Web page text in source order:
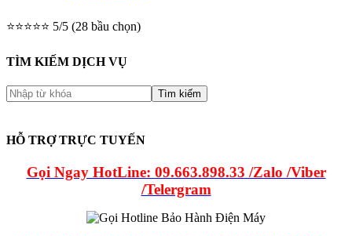
⭐⭐⭐⭐⭐ 5/5 (28 bầu chọn)
TÌM KIẾM DỊCH VỤ
HỖ TRỢ TRỰC TUYẾN
Gọi Ngay HotLine: 09.663.898.33 /Zalo /Viber
/Telergram